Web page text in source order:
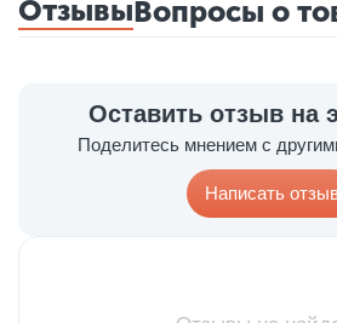
ОтзывыВопросы о
Оставить отзыв на
Поделитесь мнением с
Написать